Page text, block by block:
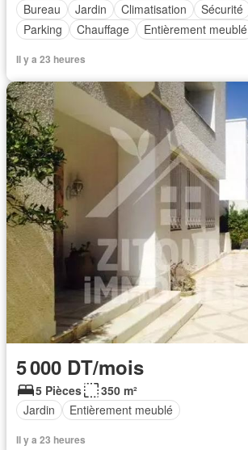
Bureau Jardin Climatisation Sécurité
Parking
Chauffage Entièrement meublé
Il y a 23 heures
5 000 DT/mois
5 Pièces
350 m²
Jardin
Entièrement meublé
Il y a 23 heures